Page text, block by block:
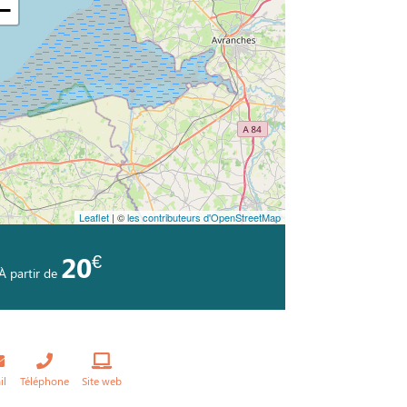
−
Leaflet| ©les contributeurs d'OpenStreetMap
partir de 20€
Téléphone Site web